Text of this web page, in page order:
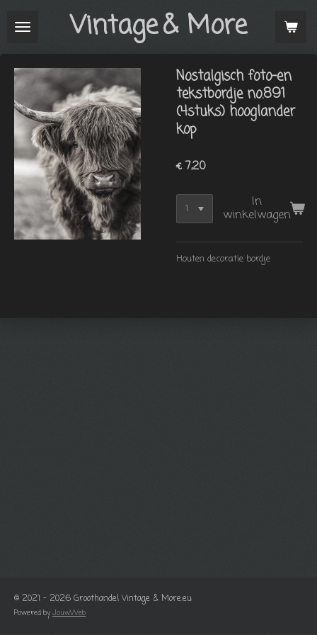
direct
hoofdinhoud
Vintage& More
Nostalgisch foto-en
tekstbordje no.891
(4stuks) hooglander
kop
€ 7,20
In
winkelwagen
Houten decoratie bordje
© 2021 - 2026 Groothandel Vintage & More.eu
Powered byJouwWeb